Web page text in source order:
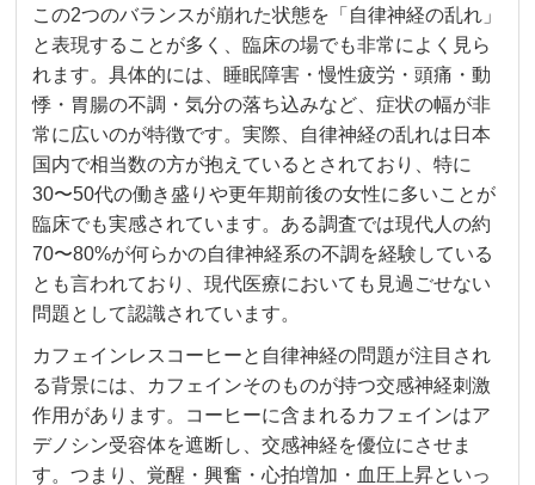
この2つのバランスが崩れた状態を「自律神経の乱れ」
と表現することが多く、臨床の場でも非常によく見ら
れます。具体的には、睡眠障害・慢性疲労・頭痛・動
悸・胃腸の不調・気分の落ち込みなど、症状の幅が非
常に広いのが特徴です。実際、自律神経の乱れは日本
国内で相当数の方が抱えているとされており、特に
30〜50代の働き盛りや更年期前後の女性に多いことが
臨床でも実感されています。ある調査では現代人の約
70〜80%が何らかの自律神経系の不調を経験している
とも言われており、現代医療においても見過ごせない
問題として認識されています。
カフェインレスコーヒーと自律神経の問題が注目され
る背景には、カフェインそのものが持つ交感神経刺激
作用があります。コーヒーに含まれるカフェインはア
デノシン受容体を遮断し、交感神経を優位にさせま
す。つまり、覚醒・興奮・心拍増加・血圧上昇といっ